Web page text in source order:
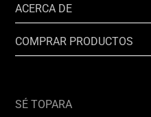
ACERCA DE
COMPRAR PRODUCTOS
SÉ TOPARA